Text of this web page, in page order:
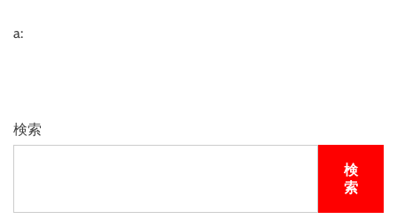
a:
検索
検
索